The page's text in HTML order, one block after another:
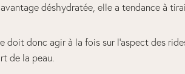
déshydratée, elle a tendance à
doit donc agir à la fois sur l’aspect des
de la peau.